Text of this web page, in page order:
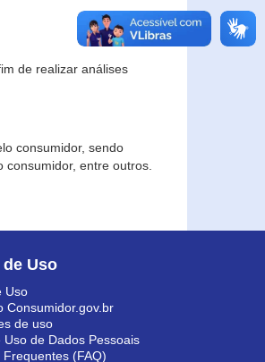
de realizar análises
consumidor, sendo
consumidor, entre outros.
Uso
Uso
Consumidor.gov.br
de uso
Uso de Dados Pessoais
Frequentes (FAQ)